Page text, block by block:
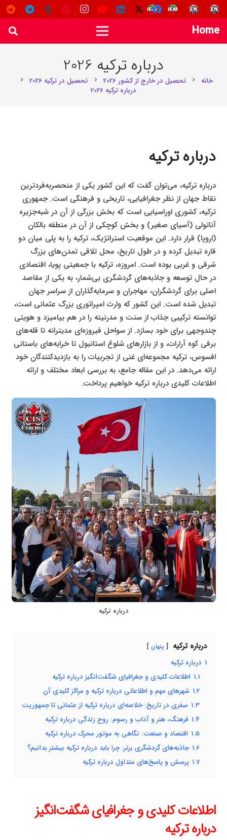
Home
درباره ترکیه 2026
خانه chevron_right تحصیل در خارج از کشور 2026 chevron_right تحصیل در ترکیه 2026 chevron_right
درباره ترکیه 2026
درباره ترکیه
درباره ترکیه، می‌توان گفت که این کشور یکی از منحصربه‌فردترین
نقاط جهان از نظر جغرافیایی، تاریخی و فرهنگی است. جمهوری
ترکیه، کشوری اوراسیایی است که بخش بزرگی از آن در شبه‌جزیره
آناتولی (آسیای صغیر) و بخش کوچکی از آن در منطقه بالکان
(اروپا) قرار دارد. این موقعیت استراتژیک، ترکیه را به پلی میان دو
قاره تبدیل کرده و در طول تاریخ، محل تلاقی تمدن‌های بزرگ
شرقی و غربی بوده است. امروزه، ترکیه با جمعیتی پویا، اقتصادی
در حال توسعه و جاذبه‌های گردشگری بی‌شمار، به یکی از مقاصد
اصلی برای گردشگران، مهاجران و سرمایه‌گذاران از سراسر جهان
تبدیل شده است. این کشور که وارث امپراتوری بزرگ عثمانی است،
توانسته ترکیبی جذاب از سنت و مدرنیته را در هم بیامیزد و هویتی
چندوجهی برای خود بسازد. از سواحل فیروزه‌ای مدیترانه تا قله‌های
برفی کوه آرارات، و از بازارهای شلوغ استانبول تا خرابه‌های باستانی
افسوس، ترکیه مجموعه‌ای غنی از تجربیات را به بازدیدکنندگان خود
ارائه می‌دهد. در این مقاله جامع، به بررسی ابعاد مختلف و ارائه
اطلاعات کلیدی درباره ترکیه خواهیم پرداخت.
درباره ترکیه
درباره ترکیه پنهان
1 درباره ترکیه
1.1 اطلاعات کلیدی و جغرافیای شگفت‌انگیز درباره ترکیه
1.2 شهرهای مهم و اطلاعاتی درباره ترکیه و مراکز کلیدی آن
1.3 سفری در تاریخ: خلاصه‌ای درباره ترکیه از عثمانی تا جمهوریت
1.4 فرهنگ، هنر و آداب و رسوم: روح زندگی درباره ترکیه
1.5 اقتصاد و صنعت: نگاهی به موتور محرک درباره ترکیه
1.6 جاذبه‌های گردشگری برتر: چرا باید درباره ترکیه بیشتر بدانیم؟
1.7 پرسش و پاسخ‌های متداول درباره ترکیه
اطلاعات کلیدی و جغرافیای شگفت‌انگیز
درباره ترکیه